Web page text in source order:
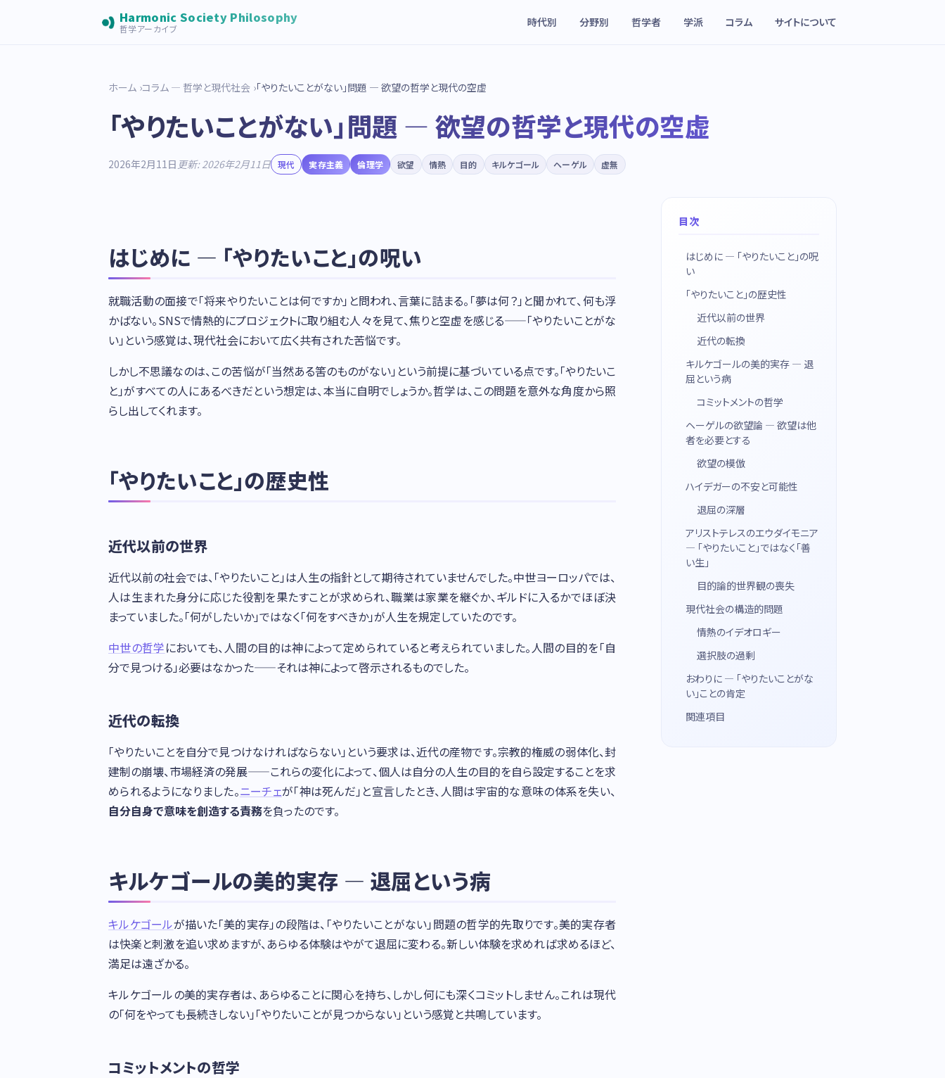
Harmonic Society Philosophy
哲学アーカイブ 時代別 分野別 哲学者 学派 コラム サイトについて
ホーム コラム — 哲学と現代社会 「やりたいことがない」問題 — 欲望の哲学と現代の空虚
「やりたいことがない」問題 — 欲望の哲学と現代の空虚
2026年2月11日 更新: 2026年2月11日 現代 実存主義 倫理学 欲望 情熱 目的 キルケゴール ヘーゲル 虚無
はじめに — 「やりたいこと」の呪い
就職活動の面接で「将来やりたいことは何ですか」と問われ、言葉に詰まる。「夢は何？」と聞かれて、何も浮
かばない。SNSで情熱的にプロジェクトに取り組む人々を見て、焦りと空虚を感じる——「やりたいことがな
い」という感覚は、現代社会において広く共有された苦悩です。
しかし不思議なのは、この苦悩が「当然ある筈のものがない」という前提に基づいている点です。「やりたいこ
と」がすべての人にあるべきだという想定は、本当に自明でしょうか。哲学は、この問題を意外な角度から照
らし出してくれます。
「やりたいこと」の歴史性
近代以前の世界
近代以前の社会では、「やりたいこと」は人生の指針として期待されていませんでした。中世ヨーロッパでは、
人は生まれた身分に応じた役割を果たすことが求められ、職業は家業を継ぐか、ギルドに入るかでほぼ決
まっていました。「何がしたいか」ではなく「何をすべきか」が人生を規定していたのです。
中世の哲学においても、人間の目的は神によって定められていると考えられていました。人間の目的を「自
分で見つける」必要はなかった——それは神によって啓示されるものでした。
近代の転換
「やりたいことを自分で見つけなければならない」という要求は、近代の産物です。宗教的権威の弱体化、封
建制の崩壊、市場経済の発展——これらの変化によって、個人は自分の人生の目的を自ら設定することを求
められるようになりました。ニーチェが「神は死んだ」と宣言したとき、人間は宇宙的な意味の体系を失い、
自分自身で意味を創造する責務を負ったのです。
キルケゴールの美的実存 — 退屈という病
キルケゴールが描いた「美的実存」の段階は、「やりたいことがない」問題の哲学的先取りです。美的実存者
は快楽と刺激を追い求めますが、あらゆる体験はやがて退屈に変わる。新しい体験を求めれば求めるほど、
満足は遠ざかる。
キルケゴールの美的実存者は、あらゆることに関心を持ち、しかし何にも深くコミットしません。これは現代
の「何をやっても長続きしない」「やりたいことが見つからない」という感覚と共鳴しています。
コミットメントの哲学
目次
はじめに — 「やりたいこと」の呪
い
「やりたいこと」の歴史性
近代以前の世界
近代の転換
キルケゴールの美的実存 — 退
屈という病
コミットメントの哲学
ヘーゲルの欲望論 — 欲望は他
者を必要とする
欲望の模倣
ハイデガーの不安と可能性
退屈の深層
アリストテレスのエウダイモニア
— 「やりたいこと」ではなく「善
い生」
目的論的世界観の喪失
現代社会の構造的問題
情熱のイデオロギー
選択肢の過剰
おわりに — 「やりたいことがな
い」ことの肯定
関連項目